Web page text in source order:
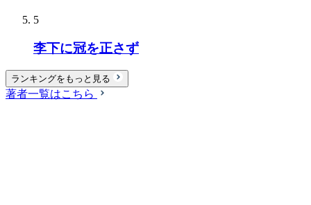
5
李下に冠を正さず
ランキングをもっと見る
著者一覧はこちら